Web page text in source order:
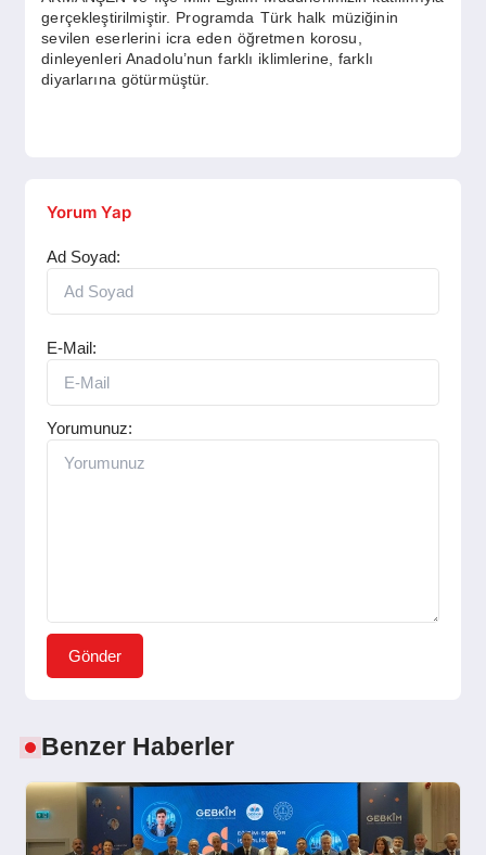
YAŞAM
gerçekleştirilmiştir. Programda Türk halk müziğinin
sevilen eserlerini icra eden öğretmen korosu,
dinleyenleri Anadolu’nun farklı iklimlerine, farklı
diyarlarına götürmüştür.
Yorum Yap
Ad Soyad:
E-Mail:
Yorumunuz:
Gönder
Benzer Haberler